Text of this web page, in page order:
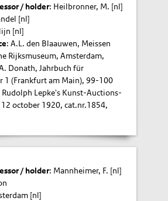
/ holder: Heilbronner, M. [nl]
[nl]
[nl]
: A.L. den Blaauwen, Meissen
Rijksmuseum, Amsterdam,
Donath, Jahrbuch für
1 (Frankfurt am Main), 99-100
Rudolph Lepke's Kunst-Auctions-
october 1920, cat.nr.1854,
/ holder: Mannheimer, F. [nl]
[nl]